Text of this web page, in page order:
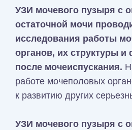
УЗИ мочевого пузыря с
остаточной мочи
исследования работы
органов, их структуры и
после мочеиспускания.
работе мочеполовых
к развитию других
УЗИ мочевого пузыря с